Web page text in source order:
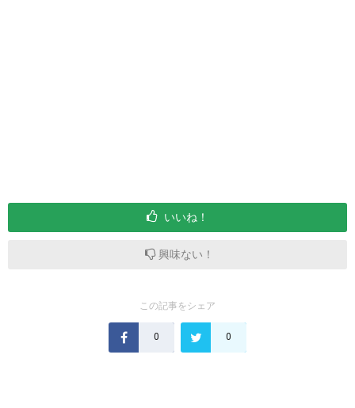
いいね！
興味ない！
この記事をシェア
0 0